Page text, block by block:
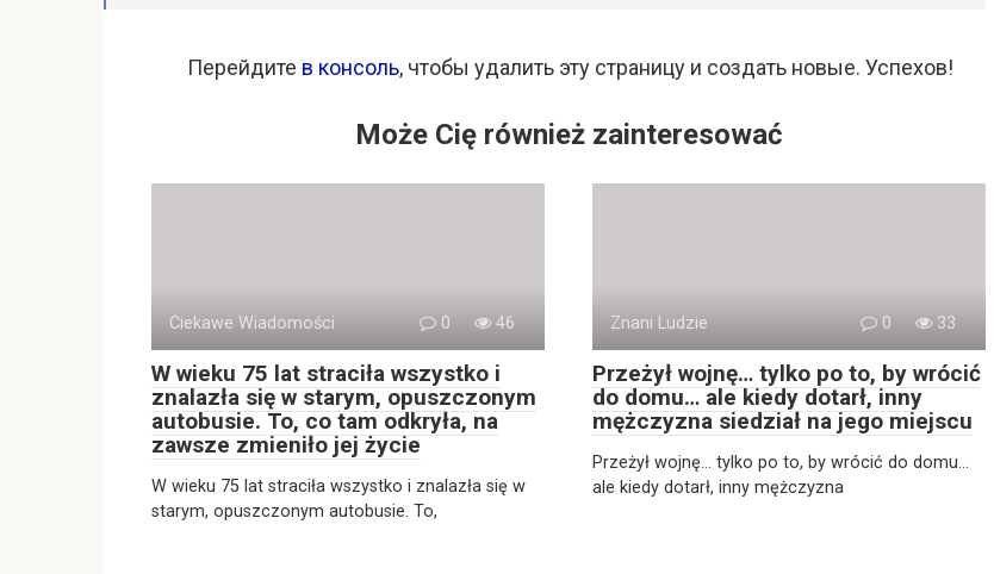
Перейдите в консоль, чтобы удалить эту страницу и создать новые. Успехов!
Może Cię również zainteresować
Ciekawe Wiadomości 0 46
W wieku 75 lat straciła wszystko i
znalazła się w starym, opuszczonym
autobusie. To, co tam odkryła, na
zawsze zmieniło jej życie
W wieku 75 lat straciła wszystko i znalazła się w
starym, opuszczonym autobusie. To,
Znani Ludzie 0 33
Przeżył wojnę… tylko po to, by wrócić
do domu… ale kiedy dotarł, inny
mężczyzna siedział na jego miejscu
Przeżył wojnę… tylko po to, by wrócić do domu…
ale kiedy dotarł, inny mężczyzna